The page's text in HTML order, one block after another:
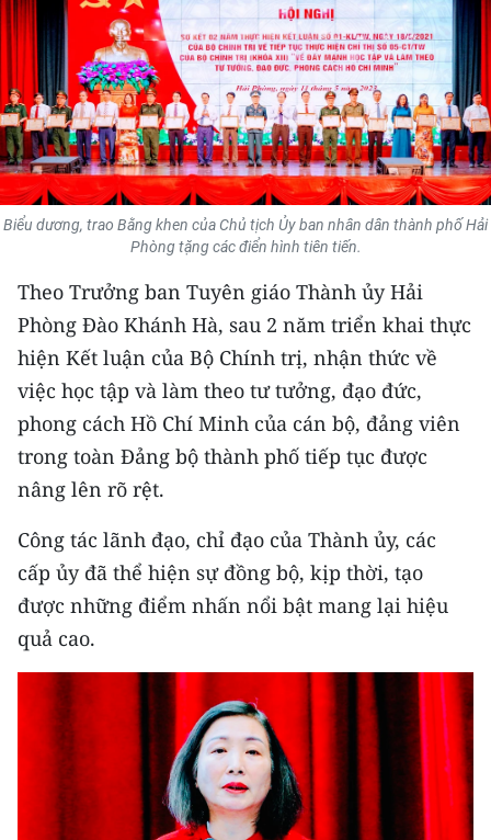
MÔI TRƯỜNG
BẠN ĐỌC
KIỂM CHỨNG THÔNG TIN
TRI THỨC CHUYÊN SÂU
54 DÂN TỘC VIỆT NAM
CHƯƠNG TRÌNH OCOP - MỖI XÃ
MỘT SẢN PHẨM
RADIO
MEDIA CENTER
Video
Media Chính trị
Media Văn hóa
Media Xã hội
Media Pháp luật
Biểu dương, trao Bằng khen của Chủ tịch Ủy ban nhân dân thành phố Hải
Phòng tặng các điển hình tiên tiến.
Theo Trưởng ban Tuyên giáo Thành ủy Hải
Phòng Đào Khánh Hà, sau 2 năm triển khai thực
hiện Kết luận của Bộ Chính trị, nhận thức về
việc học tập và làm theo tư tưởng, đạo đức,
phong cách Hồ Chí Minh của cán bộ, đảng viên
trong toàn Đảng bộ thành phố tiếp tục được
nâng lên rõ rệt.
Công tác lãnh đạo, chỉ đạo của Thành ủy, các
cấp ủy đã thể hiện sự đồng bộ, kịp thời, tạo
được những điểm nhấn nổi bật mang lại hiệu
quả cao.